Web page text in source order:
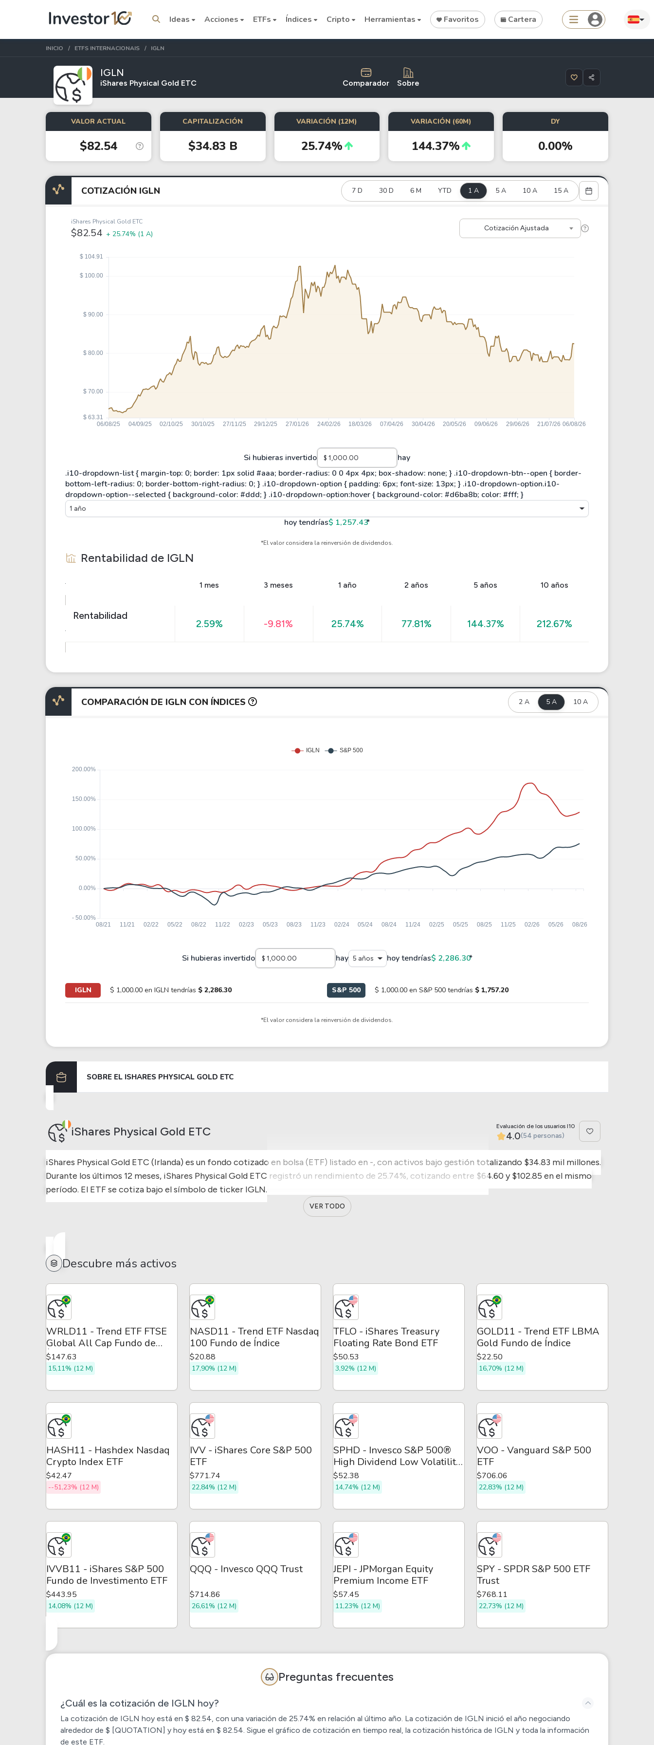
Ideas Acciones ETFs Índices Cripto Herramientas Favoritos Cartera
Temas del momento
Stocks
Apple
Amazon
Google
Meta
Coca-Cola
See all
ETFs
VOO
IVV
SPY
Cryptocurrencies
Bitcoin
Ethereum
Binance Coin (BNB)
Dogecoin
Tools
Stock Rankings
ETF Rankings
Crypto Rankings
INICIO ETFS INTERNACIONAIS IGLN
IGLN
iShares Physical Gold ETC Comparador Sobre
VALOR ACTUAL
$82.54
CAPITALIZACIÓN
$34.83 B
VARIACIÓN (12M)
25.74%
VARIACIÓN (60M)
144.37%
DY
0.00%
COTIZACIÓN IGLN 7 D 30 D 6 M YTD 1 A 5 A 10 A 15 A
iShares Physical Gold ETC
$82.54 + 25.74% (1 A)
Cotización Ajustada
Si hubieras invertido hay
1 año
hoy tendrías$ 1,257.43*
*El valor considera la reinversión de dividendos.
Rentabilidad de IGLN
1 mes 3 meses 1 año 2 años 5 años 10 años
Rentabilidad
2.59% -9.81% 25.74% 77.81% 144.37% 212.67%
COMPARACIÓN DE IGLN CON ÍNDICES 2 A 5 A 10 A
Si hubieras invertido hay 5 años hoy tendrías$ 2,286.30*
IGLN $ 1,000.00 en IGLN tendrías $ 2,286.30 S&P 500 $ 1,000.00 en S&P 500 tendrías $ 1,757.20
*El valor considera la reinversión de dividendos.
SOBRE EL ISHARES PHYSICAL GOLD ETC
iShares Physical Gold ETC Evaluación de los usuarios I10
4.0(54 personas)
iShares Physical Gold ETC (Irlanda) es un fondo cotizado en bolsa (ETF) listado en -, con activos bajo gestión totalizando $34.83 mil millones.
Durante los últimos 12 meses, iShares Physical Gold ETC registró un rendimiento de 25.74%, cotizando entre $64.60 y $102.85 en el mismo
período. El ETF se cotiza bajo el símbolo de ticker IGLN.
VER TODO
Descubre más activos
WRLD11 - Trend ETF FTSE
Global All Cap Fundo de
Índice
$147.63
15,11% (12 M)
NASD11 - Trend ETF Nasdaq
100 Fundo de Índice
$20.88
17,90% (12 M)
TFLO - iShares Treasury
Floating Rate Bond ETF
$50.53
3,92% (12 M)
GOLD11 - Trend ETF LBMA
Gold Fundo de Índice
$22.50
16,70% (12 M)
HASH11 - Hashdex Nasdaq
Crypto Index ETF
$42.47
--51,23% (12 M)
IVV - iShares Core S&P 500
ETF
$771.74
22,84% (12 M)
SPHD - Invesco S&P 500®
High Dividend Low Volatility
ETF
$52.38
14,74% (12 M)
VOO - Vanguard S&P 500
ETF
$706.06
22,83% (12 M)
IVVB11 - iShares S&P 500
Fundo de Investimento ETF
$443.95
14,08% (12 M)
QQQ - Invesco QQQ Trust
$714.86
26,61% (12 M)
JEPI - JPMorgan Equity
Premium Income ETF
$57.45
11,23% (12 M)
SPY - SPDR S&P 500 ETF
Trust
$768.11
22,73% (12 M)
Preguntas frecuentes
¿Cuál es la cotización de IGLN hoy?
La cotización de IGLN hoy está en $ 82.54, con una variación de 25.74% en relación al último año. La cotización de IGLN inició el año negociando
alrededor de $ [QUOTATION] y hoy está en $ 82.54. Sigue el gráfico de cotización en tiempo real, la cotización histórica de IGLN y toda la información
de este ETF.